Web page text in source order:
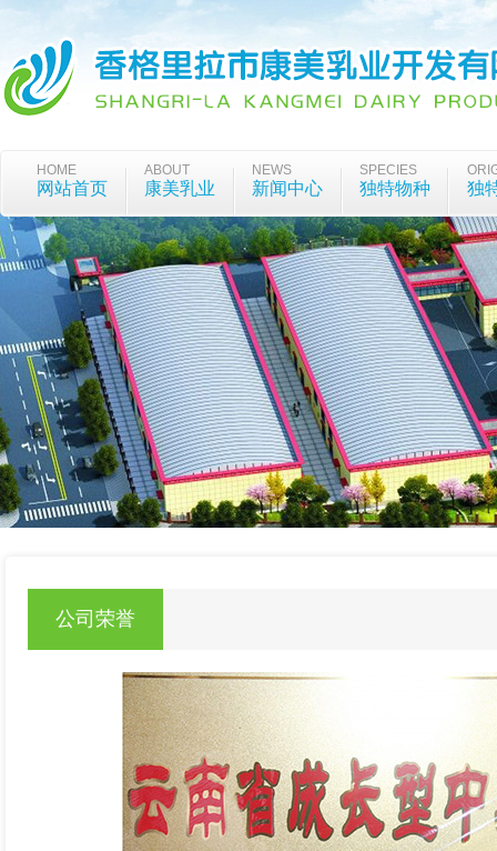
HOME
网站首页
ABOUT
康美乳业
NEWS
新闻中心
SPECIES
独特物种 独
公司荣誉